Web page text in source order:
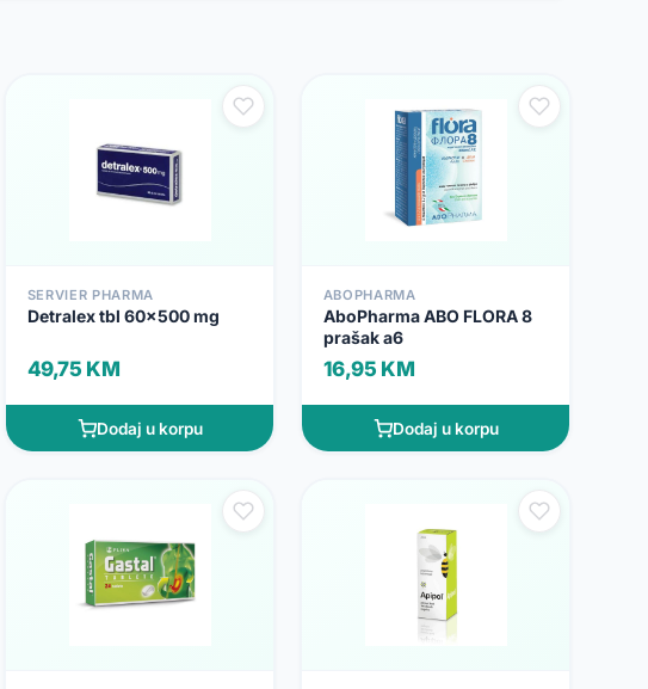
SERVIER PHARMA
Detralex tbl 60x500 mg
49,75 KM
Dodaj u korpu
ABOPHARMA
AboPharma ABO FLORA 8
prašak a6
16,95 KM
Dodaj u korpu